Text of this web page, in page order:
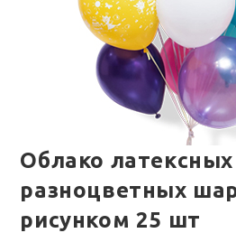
Облако латексных
разноцветных
рисунком 25 шт